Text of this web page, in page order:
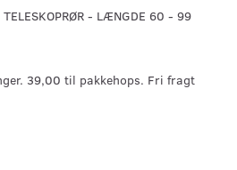
TELESKOPRØR - LÆNGDE 60 - 99
39,00 til pakkehops. Fri fragt